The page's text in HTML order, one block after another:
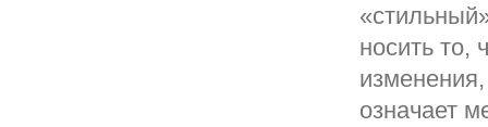
носить то,
означает